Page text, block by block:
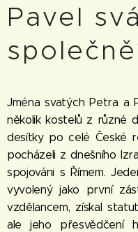
Pavel
Jména svatých Petra a
několik kostelů z různé
desítky po celé České
pocházeli z dnešního
spojováni s Římem.
vyvolený jako první
vzdělancem, získal
ale jeho přesvědčení